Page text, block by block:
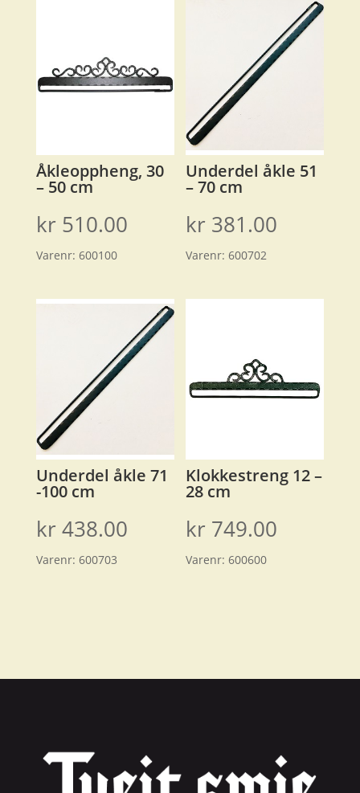
Åkleoppheng, 30
– 50 cm
kr 510.00
Varenr: 600100
Underdel åkle 51
– 70 cm
kr 381.00
Varenr:600702
Underdel åkle 71
-100 cm
kr 438.00
Varenr: 600703
Klokkestreng 12 –
28 cm
kr 749.00
Varenr:600600